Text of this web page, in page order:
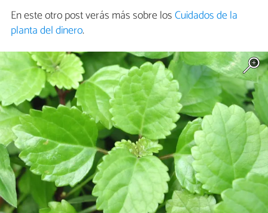
En este otro post verás más sobre losCuidados de la
planta del dinero.